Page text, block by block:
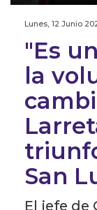
Lunes, 12 Junio
"Es
la
San
El jefe de